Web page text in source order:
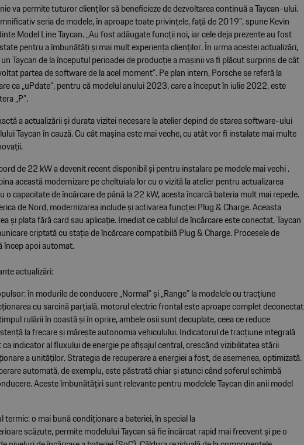
va permite tuturor clienților să beneficieze de dezvoltarea continuă a Taycan-ului.
seria de modele, în aproape toate privințele, față de 2019”, spune Kevin
Model Line Taycan. „Au fost adăugate funcții noi, iar cele deja prezente au fost
pentru a îmbunătăți și mai mult experiența clienților. În urma acestei actualizări,
Taycan de la începutul perioadei de producție a mașinii va fi plăcut surprins de cât
partea de software de la acel moment”. Pe plan intern, Porsche se referă la
ca „uPdate”, pentru că modelul anului 2023, care a început în iulie 2022, este
„P”.
a actualizării și durata vizitei necesare la atelier depind de starea software-ului
Taycan în cauză. Cu cât mașina este mai veche, cu atât vor fi instalate mai multe
de 22 kW a devenit recent disponibil și pentru instalare pe modele mai vechi .
această modernizare pe cheltuiala lor cu o vizită la atelier pentru actualizarea
o capacitate de încărcare de până la 22 kW, acesta încarcă bateria mult mai repede.
de Nord, modernizarea include și activarea funcției Plug & Charge. Aceasta
și plata fără card sau aplicație. Imediat ce cablul de încărcare este conectat, Taycan
criptată cu stația de încărcare compatibilă Plug & Charge. Procesele de
încep apoi automat.
actualizări:
în modurile de conducere „Normal” și „Range” la modelele cu tracțiune
cu sarcină parțială, motorul electric frontal este aproape complet deconectat
rulării în coastă și în oprire, ambele osii sunt decuplate, ceea ce reduce
la frecare și mărește autonomia vehiculului. Indicatorul de tracțiune integrală
indicator al fluxului de energie pe afișajul central, crescând vizibilitatea stării
a unităților. Strategia de recuperare a energiei a fost, de asemenea, optimizată.
automată, de exemplu, este păstrată chiar și atunci când șoferul schimbă
Aceste îmbunătățiri sunt relevante pentru modelele Taycan din anii model
termic: o mai bună condiționare a bateriei, în special la
scăzute, permite modelului Taycan să fie încărcat rapid mai frecvent și pe o